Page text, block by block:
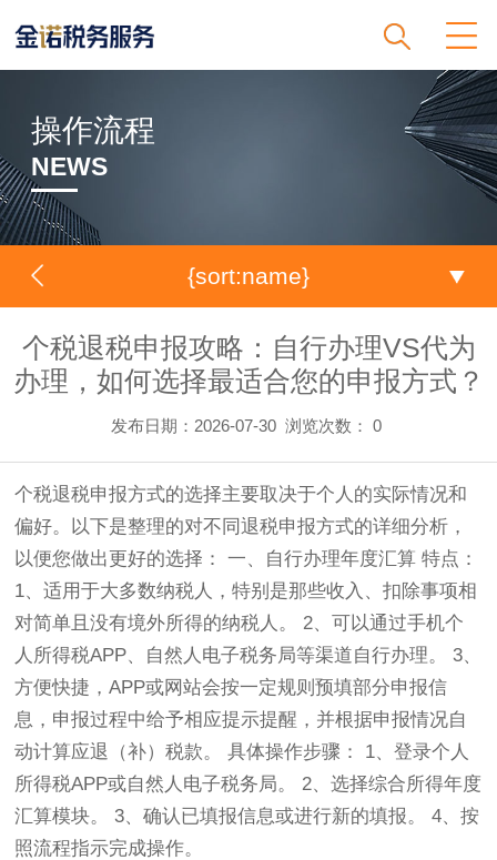
操作流程
NEWS
{sort:name}
个税退税申报攻略：自行办理VS代为
办理，如何选择最适合您的申报方式？
发布日期：2026-07-30 浏览次数： 0
个税退税申报方式的选择主要取决于个人的实际情况和
偏好。以下是整理的对不同退税申报方式的详细分析，
以便您做出更好的选择： 一、自行办理年度汇算 特点：
1、适用于大多数纳税人，特别是那些收入、扣除事项相
对简单且没有境外所得的纳税人。 2、可以通过手机个
人所得税APP、自然人电子税务局等渠道自行办理。 3、
方便快捷，APP或网站会按一定规则预填部分申报信
息，申报过程中给予相应提示提醒，并根据申报情况自
动计算应退（补）税款。 具体操作步骤： 1、登录个人
所得税APP或自然人电子税务局。 2、选择综合所得年度
汇算模块。 3、确认已填报信息或进行新的填报。 4、按
照流程指示完成操作。